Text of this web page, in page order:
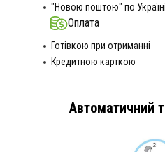
"Новою поштою" по Україні
Оплата
Готівкою при отриманні
Кредитною карткою
Автоматичний